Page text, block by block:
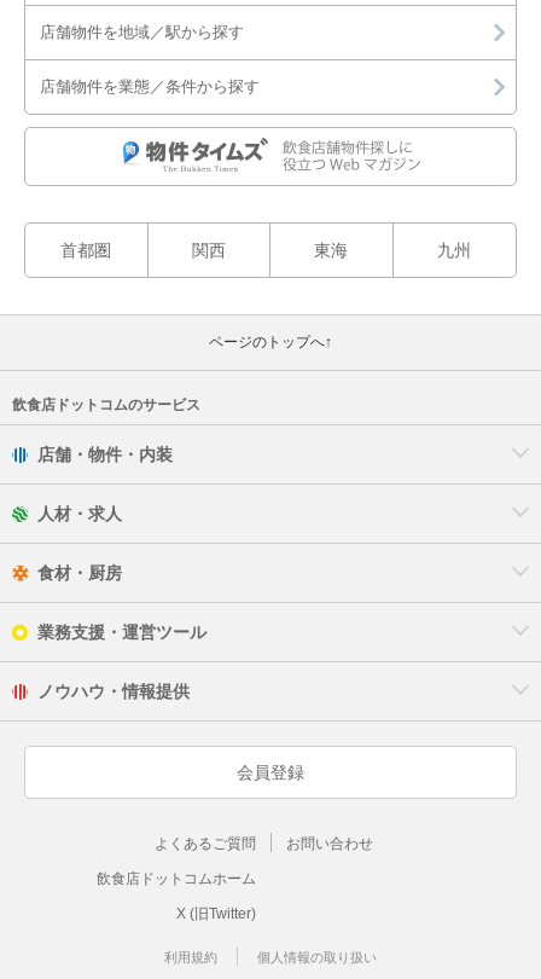
平塚市
鎌倉市
厚木市
大和市
伊勢原市
高座郡
店舗物件を地域／駅から探す
店舗物件を業態／条件から探す
首都圏 関西 東海 九州
ページのトップへ↑
飲食店ドットコムのサービス
店舗・物件・内装
人材・求人
食材・厨房
業務支援・運営ツール
ノウハウ・情報提供
会員登録
よくあるご質問 お問い合わせ
飲食店ドットコムホーム
X (旧Twitter)
利用規約 個人情報の取り扱い